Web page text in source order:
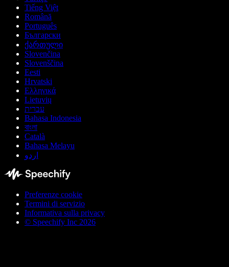
Tiếng Việt
Română
Português
Български
ქართული
Slovenčina
Slovenščina
Eesti
Hrvatski
Ελληνικά
Lietuvių
עברית
Bahasa Indonesia
বাংলা
Català
Bahasa Melayu
اردو
Preferenze cookie
Termini di servizio
Informativa sulla privacy
© Speechify Inc 2026